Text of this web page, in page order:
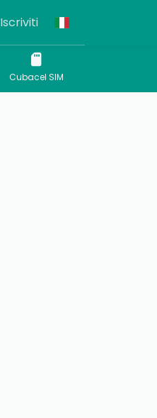
Iscriviti
Cubacel SIM